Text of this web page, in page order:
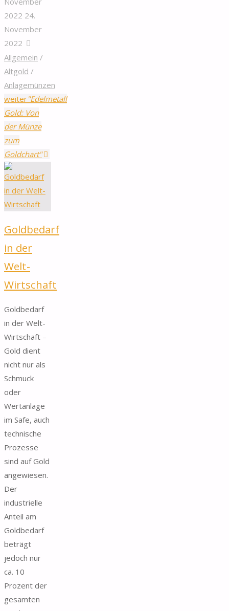
2022 24.
November
2022
Allgemein /
Altgold /
Anlagemünzen
weiter"Edelmetall
Gold: Von
der Münze
zum
Goldchart"
Goldbedarf
in der
Welt-
Wirtschaft
Goldbedarf
in der Welt-
Wirtschaft –
Gold dient
nicht nur als
Schmuck
oder
Wertanlage
im Safe, auch
technische
Prozesse
sind auf Gold
angewiesen.
Der
industrielle
Anteil am
Goldbedarf
beträgt
jedoch nur
ca. 10
Prozent der
gesamten